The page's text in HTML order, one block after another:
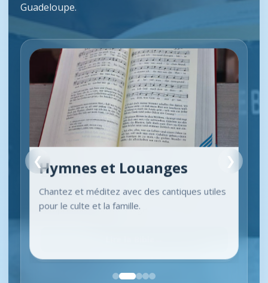
Guadeloupe.
❮Hymnes et Louanges
Chantez et méditez avec des cantiques utiles
pour le culte et la famille.
❯